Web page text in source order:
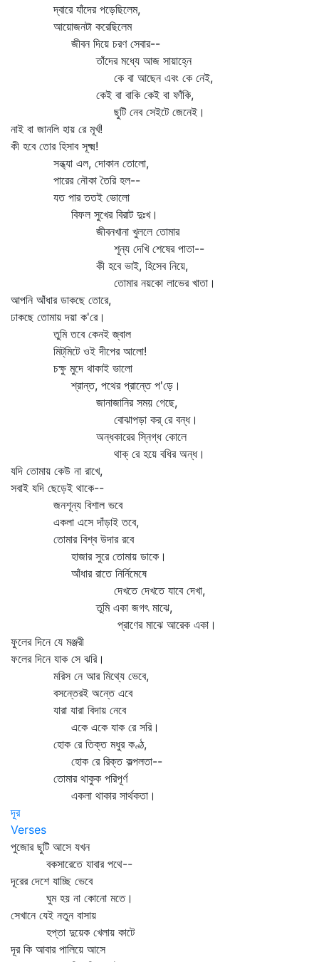
দ্বারে যাঁদের পড়েছিলেম,
আয়োজনটা করেছিলেম
জীবন দিয়ে চরণ সেবার--
তাঁদের মধ্যে আজ সায়াহ্নে
কে বা আছেন এবং কে নেই,
কেই বা বাকি কেই বা ফাঁকি,
ছুটি নেব সেইটে জেনেই।
নাই বা জানলি হায় রে মূর্খ!
কী হবে তোর হিসাব সূক্ষ্ম!
সন্ধ্যা এল, দোকান তোলো,
পারের নৌকা তৈরি হল--
যত পার ততই ভোলো
বিফল সুখের বিরাট দুঃখ।
জীবনখানা খুললে তোমার
শূন্য দেখি শেষের পাতা--
কী হবে ভাই, হিসেব নিয়ে,
তোমার নয়কো লাভের খাতা।
আপনি আঁধার ডাকছে তোরে,
ঢাকছে তোমায় দয়া ক'রে।
তুমি তবে কেনই জ্বাল
মিট্‌মিটে ওই দীপের আলো!
চক্ষু মুদে থাকাই ভালো
শ্রান্ত, পথের প্রান্তে প'ড়ে।
জানাজানির সময় গেছে,
বোঝাপড়া কর্‌ রে বন্ধ।
অন্ধকারের স্নিগ্ধ কোলে
থাক্‌ রে হয়ে বধির অন্ধ।
যদি তোমায় কেউ না রাখে,
সবাই যদি ছেড়েই থাকে--
জনশূন্য বিশাল ভবে
একলা এসে দাঁড়াই তবে,
তোমার বিশ্ব উদার রবে
হাজার সুরে তোমায় ডাকে।
আঁধার রাতে নির্নিমেষে
দেখতে দেখতে যাবে দেখা,
তুমি একা জগৎ মাঝে,
প্রাণের মাঝে আরেক একা।
ফুলের দিনে যে মঞ্জরী
ফলের দিনে যাক সে ঝরি।
মরিস নে আর মিথ্যে ভেবে,
বসন্তেরই অন্তে এবে
যারা যারা বিদায় নেবে
একে একে যাক রে সরি।
হোক রে তিক্ত মধুর কণ্ঠ,
হোক রে রিক্ত কল্পলতা--
তোমার থাকুক পরিপূর্ণ
একলা থাকার সার্থকতা।
দূর
Verses
পুজোর ছুটি আসে যখন
বকসারেতে যাবার পথে--
দূরের দেশে যাচ্ছি ভেবে
ঘুম হয় না কোনো মতে।
সেখানে যেই নতুন বাসায়
হপ্তা দুয়েক খেলায় কাটে
দূর কি আবার পালিয়ে আসে